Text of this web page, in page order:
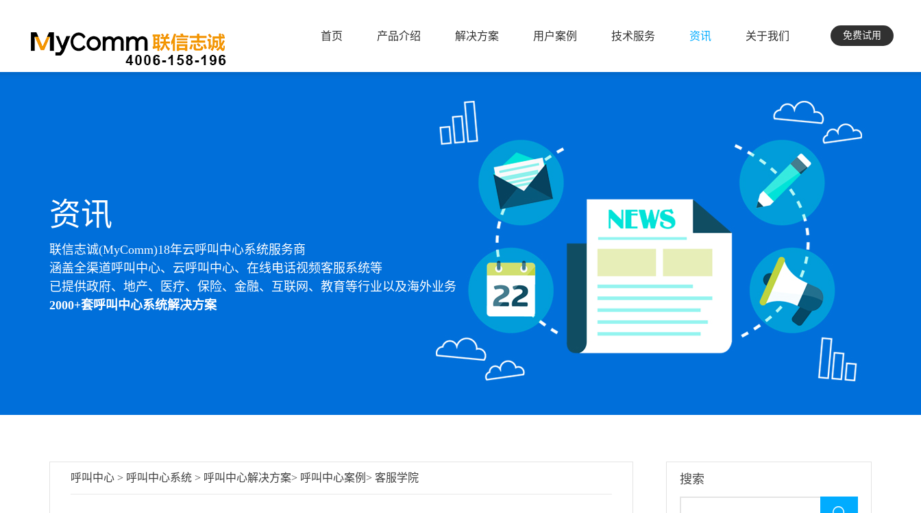
首页 产品介绍 解决方案
解决方案
用户案例 技术服务 资讯 关于我们
关于我们
免费试用
资讯
联信志诚(MyComm)18年云呼叫中心系统服务商
涵盖全渠道呼叫中心、云呼叫中心、在线电话视频客服系统等
已提供政府、地产、医疗、保险、金融、互联网、教育等行业以及海外业务
2000+套呼叫中心系统解决方案
呼叫中心 > 呼叫中心系统 > 呼叫中心解决方案> 呼叫中心案例 > 客服学院 搜索